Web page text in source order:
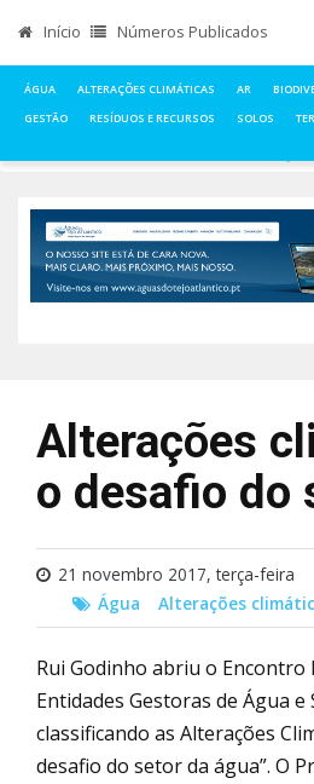
Início Números Publicados
ÁGUA ALTERAÇÕES CLIMÁTICAS AR
GESTÃO
RESÍDUOS E RECURSOS SOLOS
Alterações
o desafio do
21 novembro 2017, terça-feira
Água
Alterações
Rui Godinho abriu o Encontro
Entidades Gestoras de Água e
classificando as Alterações
desafio do setor da água”. O